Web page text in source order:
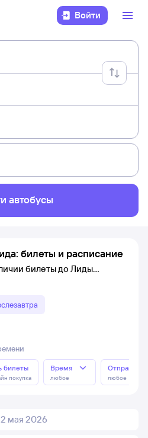
Войти
автобусы
билеты и расписание
билеты до Лиды
билеты
покупка
Время
любое любое
мая 2026